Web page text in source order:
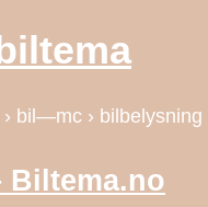
bil—mc › bilbelysning
Biltema.no